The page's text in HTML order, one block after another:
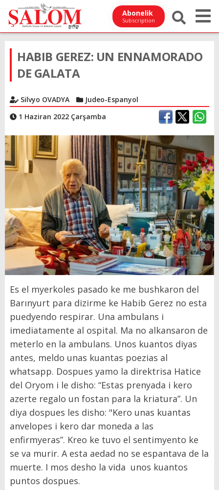
Abonelik
Subscription
HABIB GEREZ: UN ENNAMORADO
DE GALATA
Silvyo OVADYA
Judeo-Espanyol
1 Haziran 2022 Çarşamba
Es el myerkoles pasado ke me bushkaron del
Barınyurt para dizirme ke Habib Gerez no esta
puedyendo respirar. Una ambulans i
imediatamente al ospital. Ma no alkansaron de
meterlo en la ambulans. Unos kuantos diyas
antes, meldo unas kuantas poezias al
whatsapp. Dospues yamo la direktrisa Hatice
del Oryom i le disho: “Estas prenyada i kero
azerte regalo un fostan para la kriatura”. Un
diya dospues les disho: "Kero unas kuantas
anvelopes i kero dar moneda a las
enfirmyeras”. Kreo ke tuvo el sentimyento ke
se va murir. A esta aedad no se espantava de la
muerte. I mos desho la vida unos kuantos
puntos dospues.